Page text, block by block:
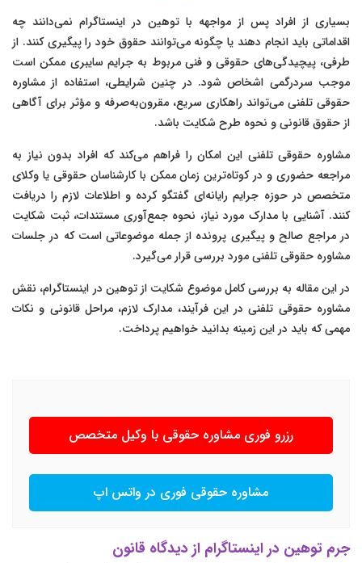
بسیاری از افراد پس از مواجهه با توهین در اینستاگرام نمی‌دانند چه
اقداماتی باید انجام دهند یا چگونه می‌توانند حقوق خود را پیگیری کنند. از
طرفی، پیچیدگی‌های حقوقی و فنی مربوط به جرایم سایبری ممکن است
موجب سردرگمی اشخاص شود. در چنین شرایطی، استفاده از مشاوره
حقوقی تلفنی می‌تواند راهکاری سریع، مقرون‌به‌صرفه و مؤثر برای آگاهی
از حقوق قانونی و نحوه طرح شکایت باشد.
مشاوره حقوقی تلفنی این امکان را فراهم می‌کند که افراد بدون نیاز به
مراجعه حضوری و در کوتاه‌ترین زمان ممکن با کارشناسان حقوقی یا وکلای
متخصص در حوزه جرایم رایانه‌ای گفتگو کرده و اطلاعات لازم را دریافت
کنند. آشنایی با مدارک مورد نیاز، نحوه جمع‌آوری مستندات، ثبت شکایت
در مراجع صالح و پیگیری پرونده از جمله موضوعاتی است که در جلسات
مشاوره حقوقی تلفنی مورد بررسی قرار می‌گیرد.
در این مقاله به بررسی کامل موضوع شکایت از توهین در اینستاگرام، نقش
مشاوره حقوقی تلفنی در این فرآیند، مدارک لازم، مراحل قانونی و نکات
مهمی که باید در این زمینه بدانید خواهیم پرداخت.
رزرو فوری مشاوره حقوقی با وکیل متخصص
مشاوره حقوقی فوری در واتس اپ
جرم توهین در اینستاگرام از دیدگاه قانون